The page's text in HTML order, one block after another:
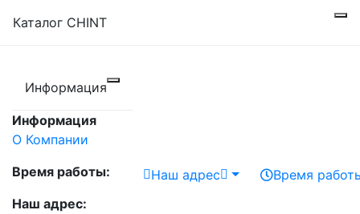
Каталог CHINT
Информация
Информация
О Компании
Время работы:
Наш адрес:
Наш адрес Время